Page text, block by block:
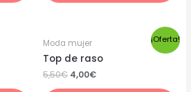
¡Oferta!
Moda mujer
Top de raso
5,50€ 4,00€